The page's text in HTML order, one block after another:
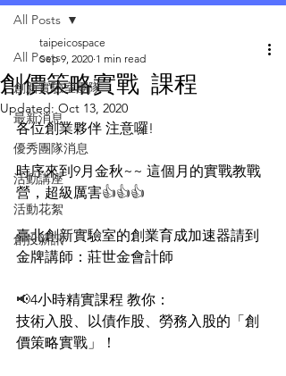
All Posts
創新實驗室團隊
最新消息
優秀團隊消息
活動講座
活動花絮
創投新訊
All Posts
創價策略實戰 課程
taipeicospace
Sep 9, 2020 1 min read
Updated:Oct 13, 2020
各位創業夥伴 注意囉!
時序來到9月金秋~~ 這個月的實戰教戰
營，超級厲害👍👍👍
臺北創新實驗室的創業育成加速器請到
金牌講師：莊世金會計師
📢4小時精實課程 教你：
技術入股、以債作股、勞務入股的「創
價策略實戰」！